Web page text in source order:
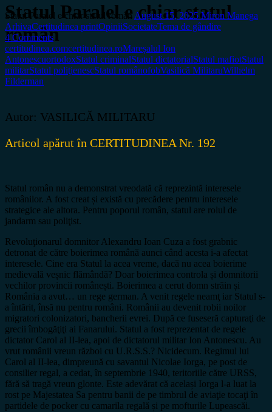
Statul Paralel e chiar statul
român
Statul Paralel e chiar statul român August 15, 2025Miron Manega
ArhivaCertitudinea printOpiniiSocietateTema de gândire
4 Comments
certitudinea.comcertitudinea.roMareșalul Ion
AntonescuortodoxStatul criminalStatul dictatorialStatul mafiotStatul
militarStatul poliţienescStatul românofobVasilică MilitaruWilhelm
Filderman
Autor: VASILICĂ MILITARU
Articol apărut în CERTITUDINEA Nr. 192
Statul român nu a demonstrat vreodată că reprezintă interesele
românilor. A fost creat și există cu precădere pentru interesele
strategice ale altora. Pentru poporul român, statul are rolul de
jandarm sau poliţist.
Revoluţionarul domnitor Alexandru Ioan Cuza a fost grabnic
detronat de către boierimea română aunci când acesta i-a afectat
interesele. Cine era Statul la acea vreme, dacă nu acea boierime
medievală veșnic flămândă? Doar boierimea controla și domnitorii
vechilor provincii românești. Boierimea a cerut domn străin și
România a avut… un rege german. A venit regele neamţ iar Statul s-
a întărit, însă nu pentru români. Românii au devenit robii noilor
migratori colonizatori, bancherii evrei. După ce fuseseră capturaţi de
grecii îmbogăţiţi ai Fanarului. Statul a fost reprezentat de regele
dictator Carol al II-lea, apoi de dictatorul militar Ion Antonescu. Au
vrut românii vreun război cu U.R.S.S.? Nicidecum. Regimul lui
Carol al II-lea, dimpreună cu savantul Nicolae Iorga, pe post de
consilier regal, a cedat, în septembrie 1940, teritoriile către URSS,
fără să tragă vreun glonte. Este adevărat că același Iorga l-a luat la
rost pe Majestatea Sa pentru banii de pe timbrul de aviaţie tocaţi în
partidele de pocker cu camarila regală și pe mofturile Lupeascăi.